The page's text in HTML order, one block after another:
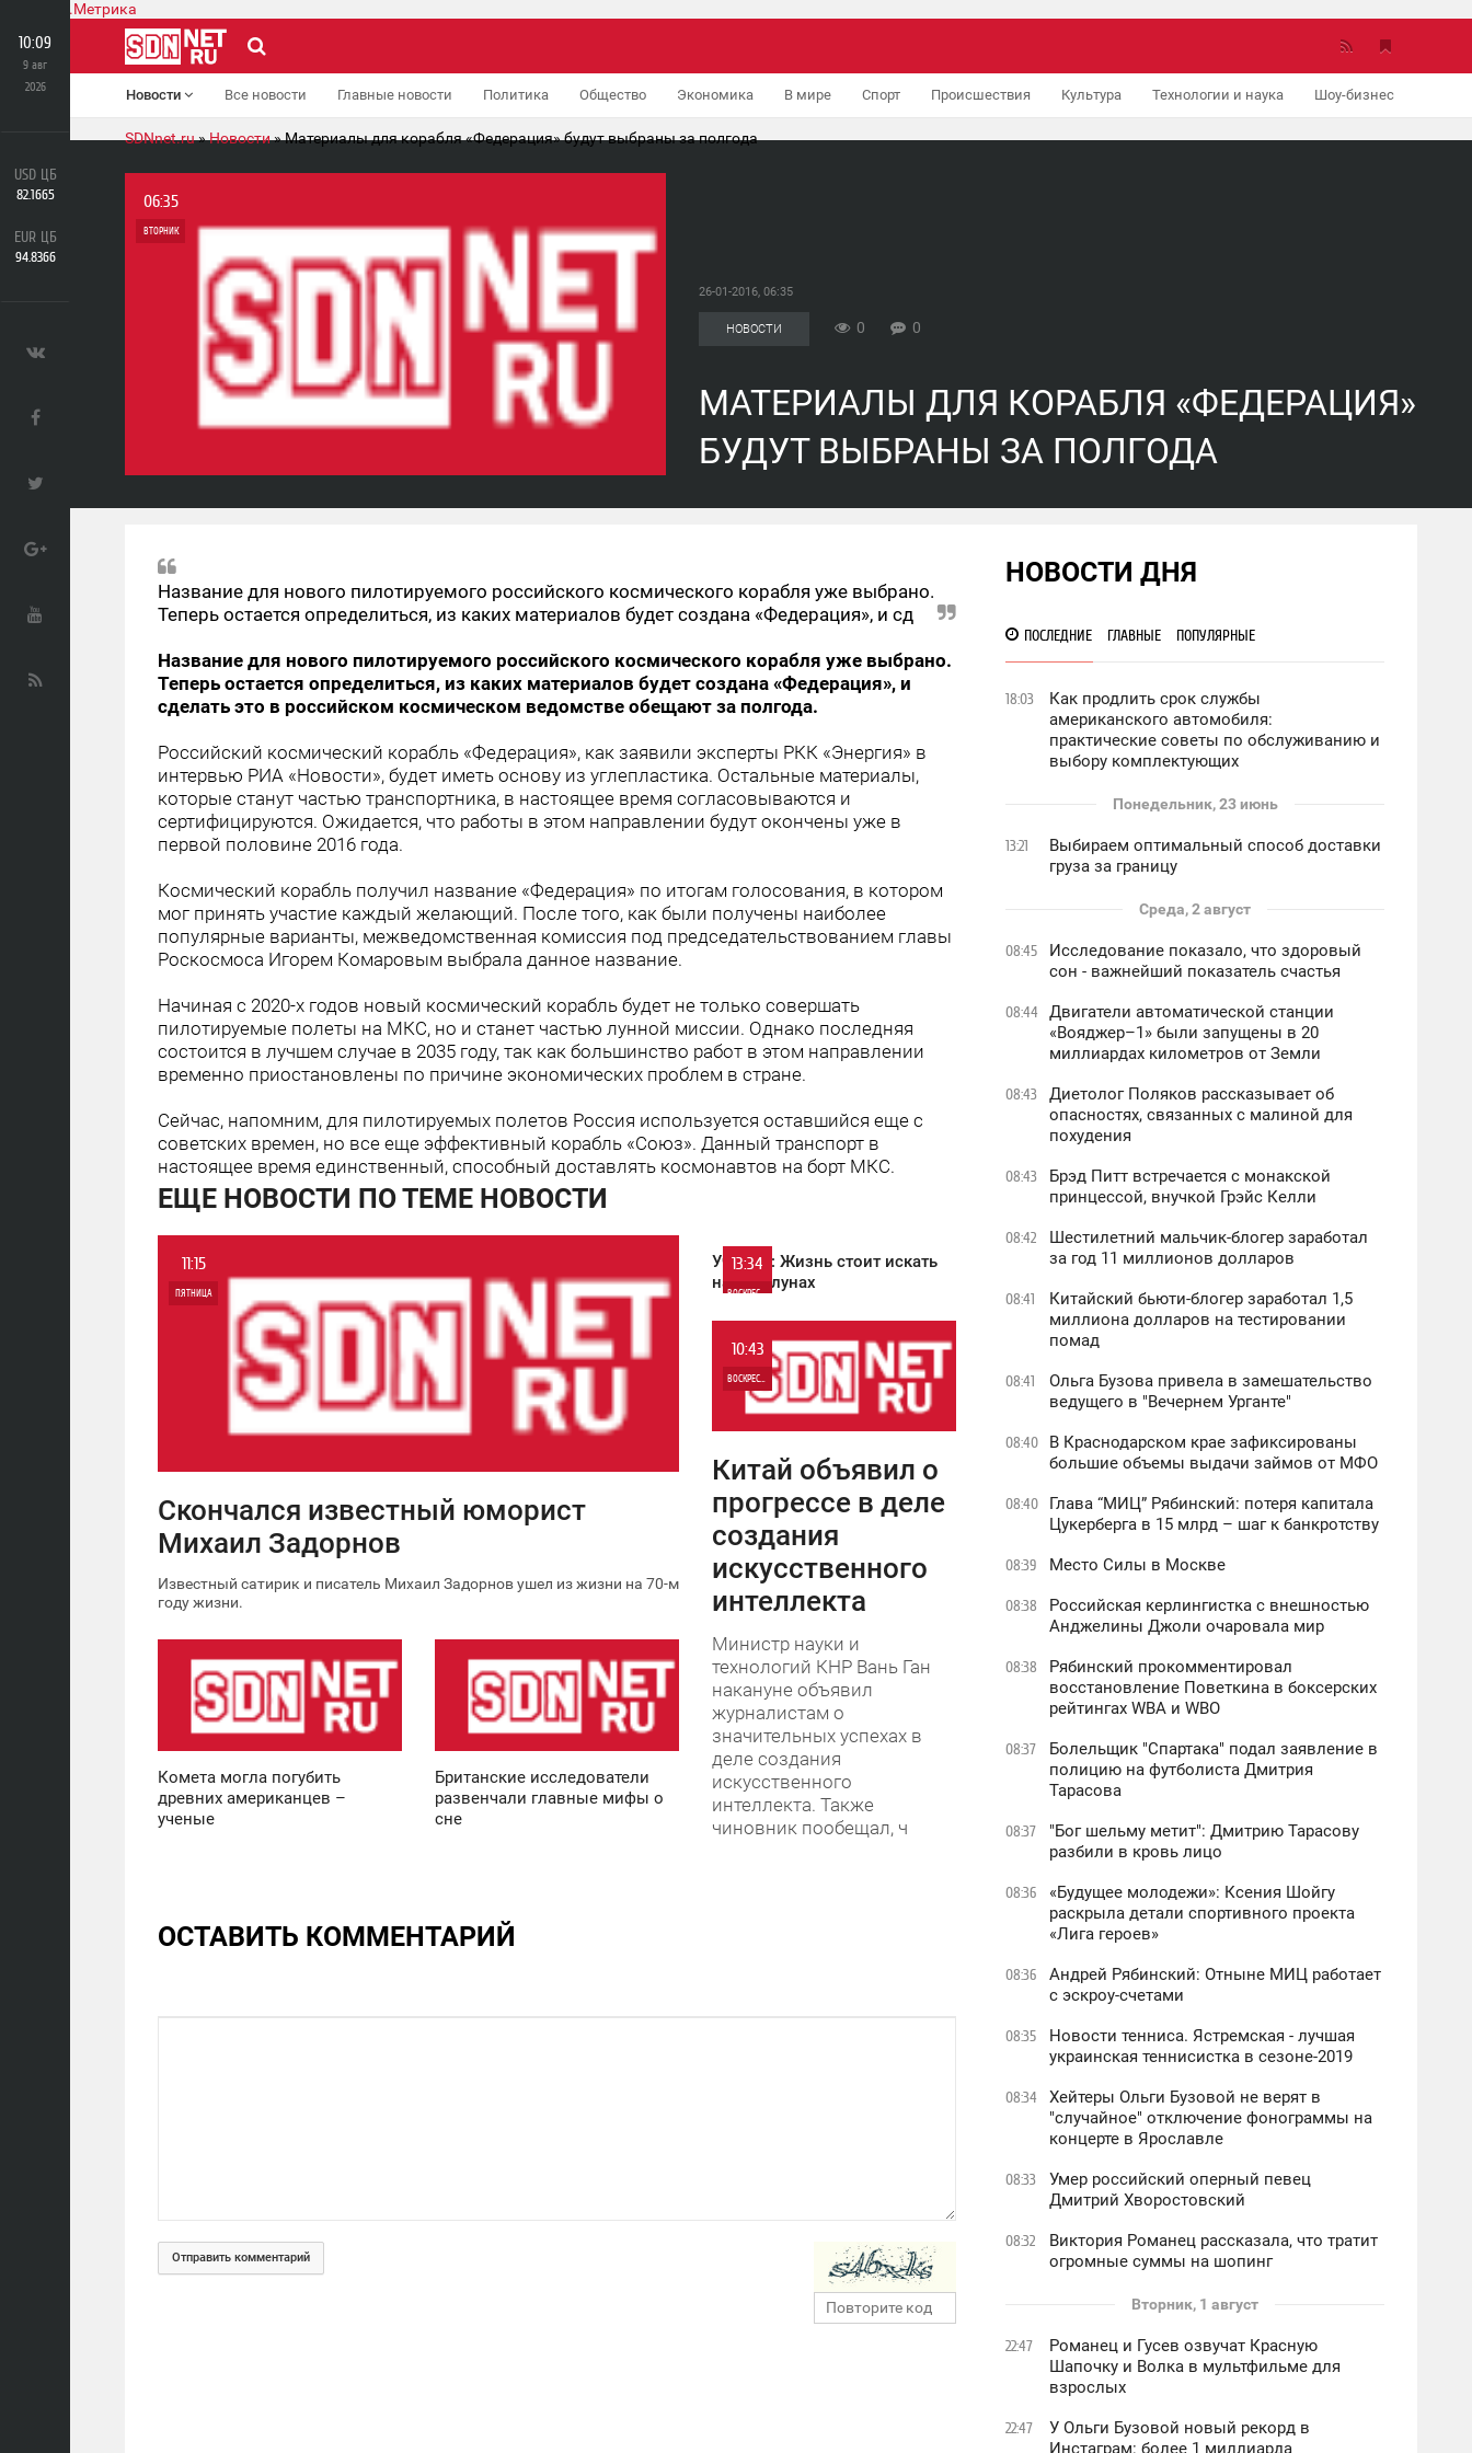
Новости Все новости Главные новости Политика Общество Экономика В мире Спорт Происшествия Культура Технологии и наука Шоу-бизнес
10:09
9 авг
2026
USD ЦБ
82.1665
EUR ЦБ
94.8366
SDNnet.ru»Новости» Материалы для корабля «Федерация» будут выбраны за полгода
06:35
ВТОРНИК
26-01-2016, 06:35
НОВОСТИ 0 0
МАТЕРИАЛЫ ДЛЯ КОРАБЛЯ «ФЕДЕРАЦИЯ»
БУДУТ ВЫБРАНЫ ЗА ПОЛГОДА
Название для нового пилотируемого российского космического корабля уже выбрано.
Теперь остается определиться, из каких материалов будет создана «Федерация», и сд
Название для нового пилотируемого российского космического корабля уже выбрано.
Теперь остается определиться, из каких материалов будет создана «Федерация», и
сделать это в российском космическом ведомстве обещают за полгода.
Российский космический корабль «Федерация», как заявили эксперты РКК «Энергия» в
интервью РИА «Новости», будет иметь основу из углепластика. Остальные материалы,
которые станут частью транспортника, в настоящее время согласовываются и
сертифицируются. Ожидается, что работы в этом направлении будут окончены уже в
первой половине 2016 года.
Космический корабль получил название «Федерация» по итогам голосования, в котором
мог принять участие каждый желающий. После того, как были получены наиболее
популярные варианты, межведомственная комиссия под председательствованием главы
Роскосмоса Игорем Комаровым выбрала данное название.
Начиная с 2020-х годов новый космический корабль будет не только совершать
пилотируемые полеты на МКС, но и станет частью лунной миссии. Однако последняя
состоится в лучшем случае в 2035 году, так как большинство работ в этом направлении
временно приостановлены по причине экономических проблем в стране.
Сейчас, напомним, для пилотируемых полетов Россия используется оставшийся еще с
советских времен, но все еще эффективный корабль «Союз». Данный транспорт в
настоящее время единственный, способный доставлять космонавтов на борт МКС.
ЕЩЕ НОВОСТИ ПО ТЕМЕ НОВОСТИ
11:15
ПЯТНИЦА
Скончался известный юморист
Михаил Задорнов
Известный сатирик и писатель Михаил Задорнов ушел из жизни на 70-м
году жизни.
Комета могла погубить
древних американцев –
ученые
11:36
Британские исследователи
развенчали главные мифы о
сне
13:34
ВОСКРЕСЕНЬЕ
Ученые: Жизнь стоит искать
на экзолунах
10:43
ВОСКРЕСЕНЬЕ
0
Китай объявил о
прогрессе в деле
создания
искусственного
интеллекта
Министр науки и
технологий КНР Вань Ган
накануне объявил
журналистам о
значительных успехах в
деле создания
искусственного
интеллекта. Также
чиновник пообещал, ч
ОСТАВИТЬ КОММЕНТАРИЙ
Отправить комментарий
НОВОСТИ ДНЯ
ПОСЛЕДНИЕ ГЛАВНЫЕ ПОПУЛЯРНЫЕ
18:03
Как продлить срок службы
американского автомобиля:
практические советы по обслуживанию и
выбору комплектующих
Понедельник, 23 июнь
13:21
Выбираем оптимальный способ доставки
груза за границу
Среда, 2 август
08:45
Исследование показало, что здоровый
сон - важнейший показатель счастья
08:44
Двигатели автоматической станции
«Вояджер–1» были запущены в 20
миллиардах километров от Земли
08:43
Диетолог Поляков рассказывает об
опасностях, связанных с малиной для
похудения
08:43
Брэд Питт встречается с монакской
принцессой, внучкой Грэйс Келли
08:42
Шестилетний мальчик-блогер заработал
за год 11 миллионов долларов
08:41
Китайский бьюти-блогер заработал 1,5
миллиона долларов на тестировании
помад
08:41
Ольга Бузова привела в замешательство
ведущего в "Вечернем Урганте"
08:40
В Краснодарском крае зафиксированы
большие объемы выдачи займов от МФО
08:40
Глава “МИЦ” Рябинский: потеря капитала
Цукерберга в 15 млрд – шаг к банкротству
08:39 Место Силы в Москве
08:38
Российская керлингистка с внешностью
Анджелины Джоли очаровала мир
08:38
Рябинский прокомментировал
восстановление Поветкина в боксерских
рейтингах WBA и WBO
08:37
Болельщик "Спартака" подал заявление в
полицию на футболиста Дмитрия
Тарасова
08:37
"Бог шельму метит": Дмитрию Тарасову
разбили в кровь лицо
08:36
«Будущее молодежи»: Ксения Шойгу
раскрыла детали спортивного проекта
«Лига героев»
08:36
Андрей Рябинский: Отныне МИЦ работает
с эскроу-счетами
08:35
Новости тенниса. Ястремская - лучшая
украинская теннисистка в сезоне-2019
08:34
Хейтеры Ольги Бузовой не верят в
"случайное" отключение фонограммы на
концерте в Ярославле
08:33
Умер российский оперный певец
Дмитрий Хворостовский
08:32
Виктория Романец рассказала, что тратит
огромные суммы на шопинг
Вторник, 1 август
22:47
Романец и Гусев озвучат Красную
Шапочку и Волка в мультфильме для
взрослых
22:47
У Ольги Бузовой новый рекорд в
Инстаграм: более 1 миллиарда